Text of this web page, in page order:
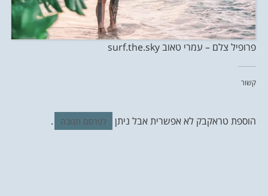
פרופיל צלם – עמרי טאוב surf.the.sky
קשור
הוספת טראקבק לא אפשרית אבל ניתן לפרסם תגובה .